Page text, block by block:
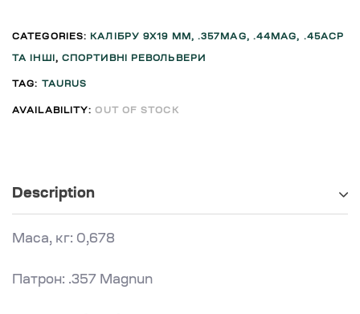
CATEGORIES: КАЛІБРУ 9X19 ММ, .357MAG, .44MAG, .45ACP
ТА ІНШІ , СПОРТИВНІ РЕВОЛЬВЕРИ
TAG: TAURUS
AVAILABILITY:OUT OF STOCK
Description
Маса, кг: 0,678
Патрон: .357 Magnun